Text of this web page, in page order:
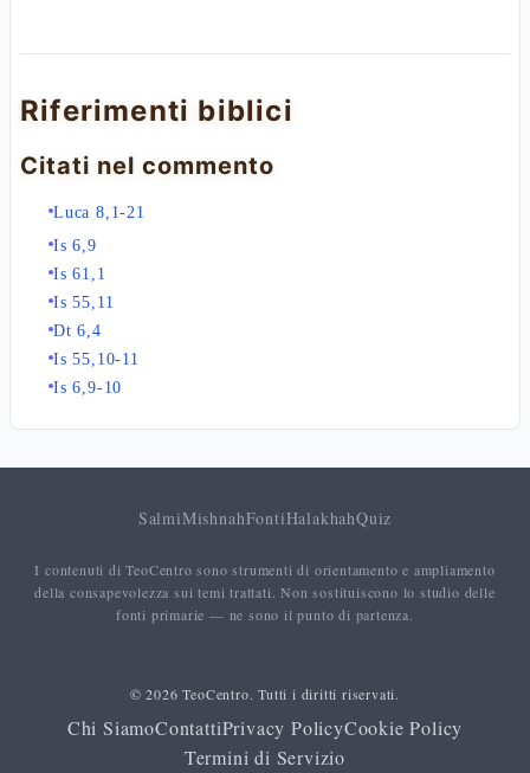
Riferimenti biblici
Citati nel commento
Luca 8,1-21
Is 6,9
Is 61,1
Is 55,11
Dt 6,4
Is 55,10-11
Is 6,9-10
SalmiMishnahFontiHalakhahQuiz
I contenuti di TeoCentro sono strumenti di orientamento e ampliamento
della consapevolezza sui temi trattati. Non sostituiscono lo studio delle
fonti primarie — ne sono il punto di partenza.
© 2026 TeoCentro. Tutti i diritti riservati.
Chi SiamoContattiPrivacy PolicyCookie Policy
Termini di Servizio